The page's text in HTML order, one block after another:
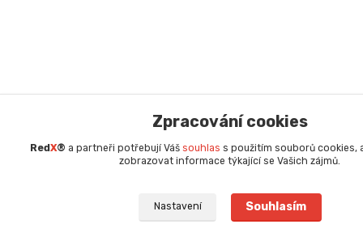
Zpracování cookies
RedX® a partneři potřebují Vášsouhlas s použitím souborů cookies,
zobrazovat informace týkající se Vašich zájmů.
Nastavení Souhlasím